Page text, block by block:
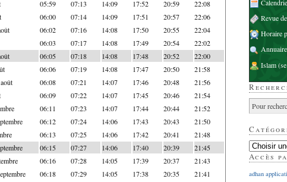
05:59 07:13 14:09 17:52 20:59 22:08
06:00 07:14 14:09 17:51 20:57 22:06
06:02 07:16 14:08 17:50 20:55 22:04
06:03 07:17 14:08 17:49 20:54 22:02
06:05 07:18 14:08 17:48 20:52 22:00
06:06 07:19 14:08 17:47 20:50 21:58
06:08 07:21 14:07 17:46 20:48 21:56
06:09 07:22 14:07 17:45 20:46 21:54
06:11 07:23 14:07 17:44 20:44 21:52
06:12 07:24 14:06 17:43 20:43 21:50
06:13 07:25 14:06 17:42 20:41 21:48
06:15 07:27 14:06 17:40 20:39 21:45
06:16 07:28 14:05 17:39 20:37 21:43
06:18 07:29 14:05 17:38 20:35 21:41
Revue
Horaire
Islam
Accès
adhan